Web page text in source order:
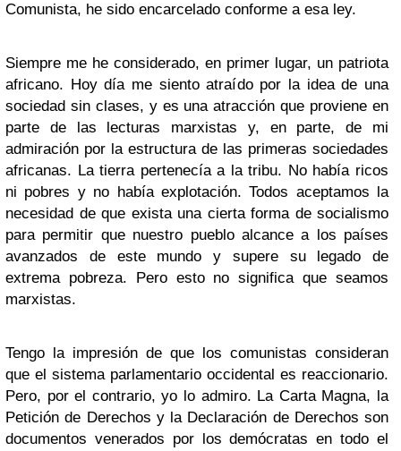
Comunista, he sido encarcelado conforme a esa ley.
Siempre me he considerado, en primer lugar, un patriota
africano. Hoy día me siento atraído por la idea de una
sociedad sin clases, y es una atracción que proviene en
parte de las lecturas marxistas y, en parte, de mi
admiración por la estructura de las primeras sociedades
africanas. La tierra pertenecía a la tribu. No había ricos
ni pobres y no había explotación. Todos aceptamos la
necesidad de que exista una cierta forma de socialismo
para permitir que nuestro pueblo alcance a los países
avanzados de este mundo y supere su legado de
extrema pobreza. Pero esto no significa que seamos
marxistas.
Tengo la impresión de que los comunistas consideran
que el sistema parlamentario occidental es reaccionario.
Pero, por el contrario, yo lo admiro. La Carta Magna, la
Petición de Derechos y la Declaración de Derechos son
documentos venerados por los demócratas en todo el